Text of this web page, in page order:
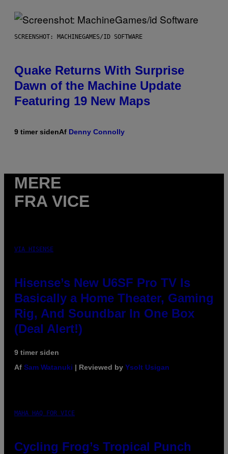
SCREENSHOT: MACHINEGAMES/ID SOFTWARE
Quake Returns With Surprise
Dawn of the Machine Update
Featuring 19 New Maps
9 timer sidenAf Denny Connolly
MERE
FRA VICE
VIA HISENSE
Hisense’s New U6SF Pro TV Is
Basically a Home Theater, Gaming
Rig, And Soundbar In One Box
(Deal Alert!)
9 timer siden
Af Sam Watanuki | Reviewed by Ysolt Usigan
MAHA HAQ FOR VICE
Cycling Frog’s Tropical Punch